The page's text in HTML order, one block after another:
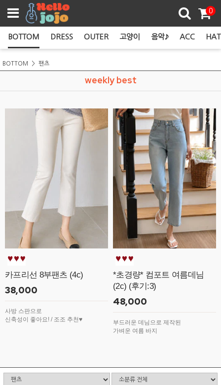
0
BOTTOM DRESS OUTER 고양이 음악♪ ACC
BOTTOM 팬츠
weekly best
카프리선 8부팬츠 (4c)
38,000
사방 스판으로
신축성이 좋아요! / 조조 추천♥
*초경량* 컴포트 여름데님
(2c) (후기:3)
48,000
부드러운 데님으로 제작된
가벼운 여름 바지